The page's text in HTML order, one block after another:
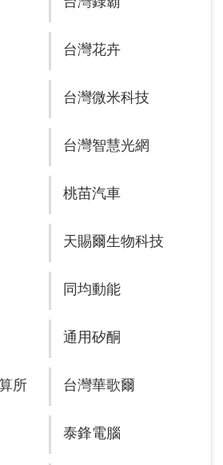
台灣花卉
台灣微米科技
台灣智慧光網
桃苗汽車
天賜爾生物科技
同均動能
通用矽酮
所 台灣華歌爾
泰鋒電腦